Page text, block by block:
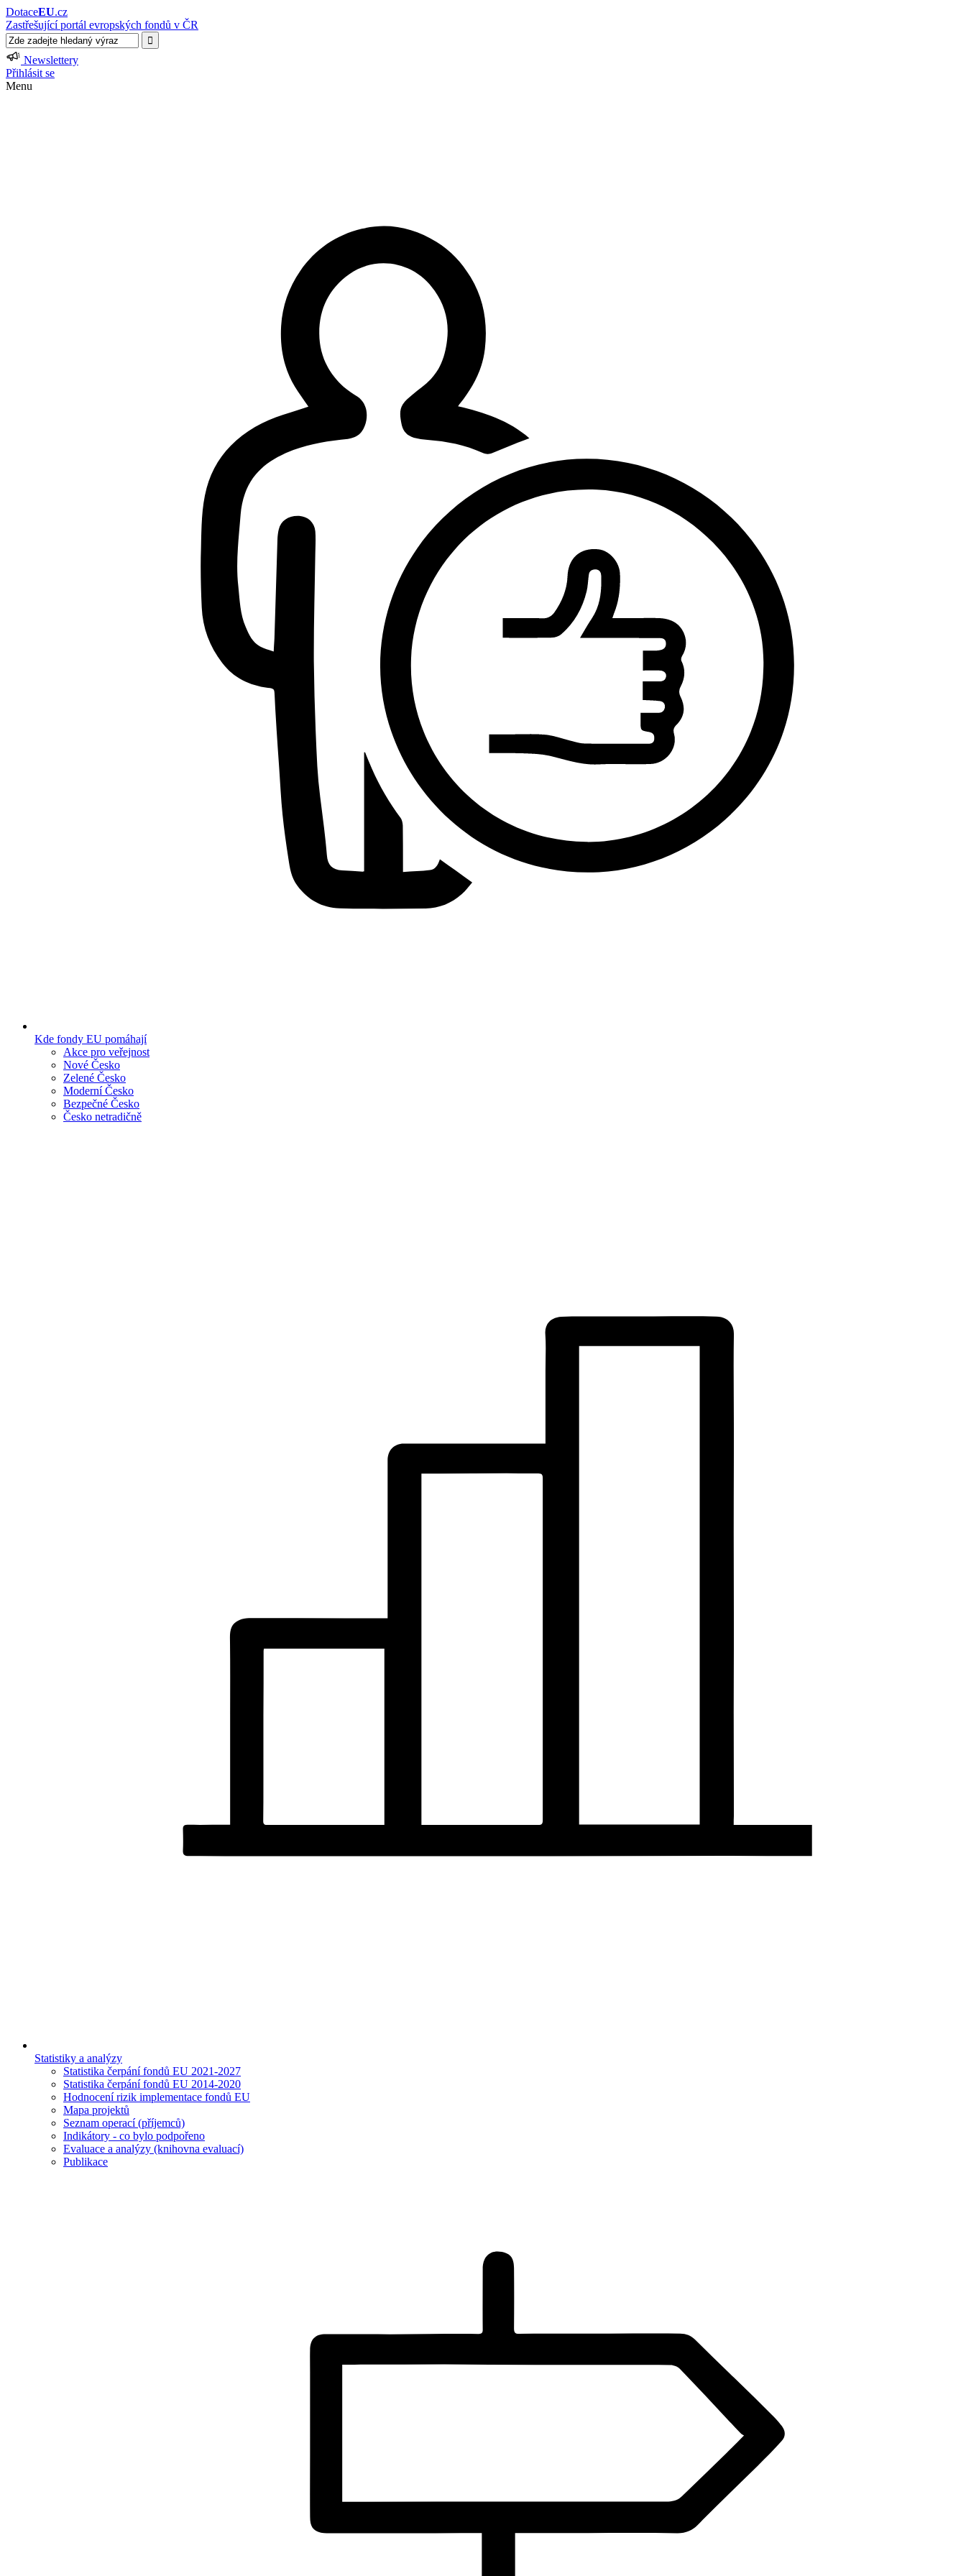
DotaceEU.cz
Zastřešující portál evropských fondů v ČR
Newslettery
Přihlásit se
Menu
Kde fondy EU pomáhají
Akce pro veřejnost
Nové Česko
Zelené Česko
Moderní Česko
Bezpečné Česko
Česko netradičně
Statistiky a analýzy
Statistika čerpání fondů EU 2021-2027
Statistika čerpání fondů EU 2014-2020
Hodnocení rizik implementace fondů EU
Mapa projektů
Seznam operací (příjemců)
Indikátory - co bylo podpořeno
Evaluace a analýzy (knihovna evaluací)
Publikace